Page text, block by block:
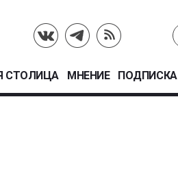
СТОЛИЦА МНЕНИЕ ПОДПИСКА